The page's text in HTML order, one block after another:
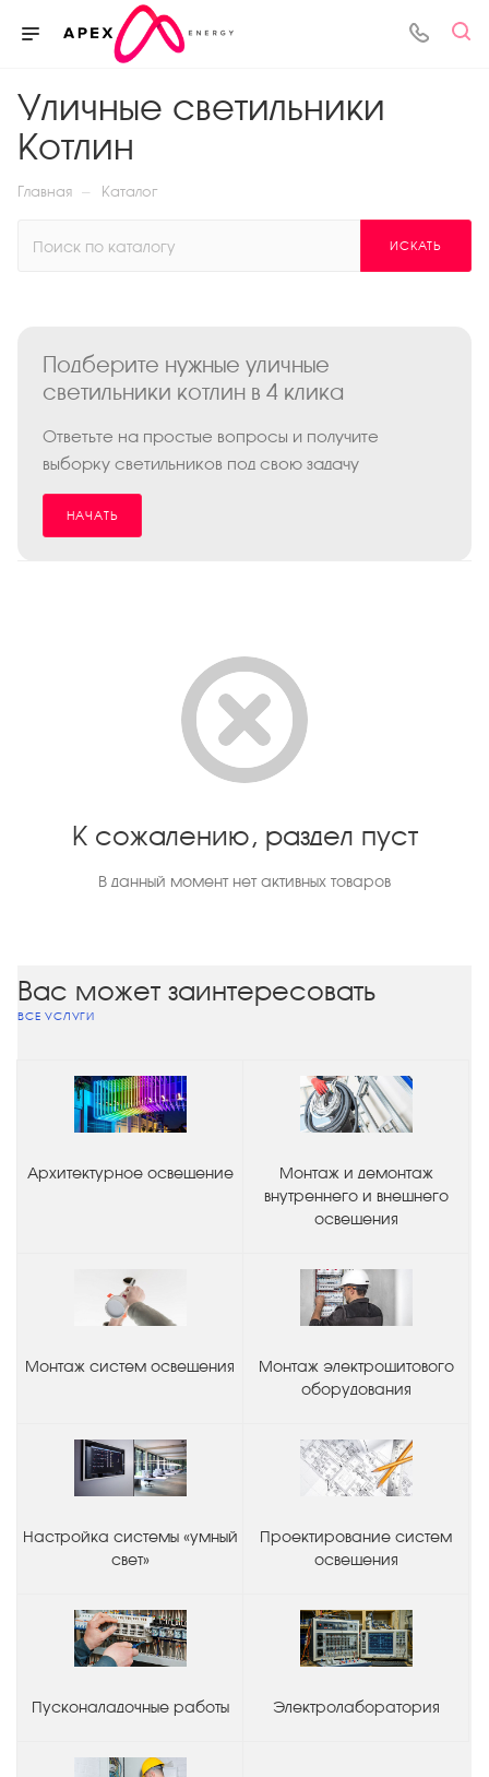
Уличные светильники
Котлин
Главная — Каталог
ИСКАТЬ
Подберите нужные уличные
светильники котлин в 4 клика
Ответьте на простые вопросы и получите
выборку светильников под свою задачу
НАЧАТЬ
К сожалению, раздел пуст
В данный момент нет активных товаров
Вас может заинтересовать
ВСЕ УСЛУГИ
Архитектурное освещение
Монтаж и демонтаж
внутреннего и внешнего
освещения
Монтаж систем освещения
Монтаж электрощитового
оборудования
Настройка системы «умный
свет»
Проектирование систем
освещения
Пусконаладочные работы Электролаборатория